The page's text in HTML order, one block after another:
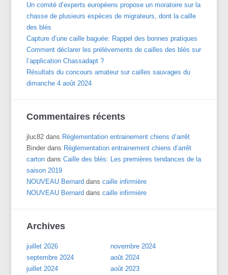
Un comité d’experts européens propose un moratoire sur la
chasse de plusieurs espèces de migrateurs, dont la caille
des blés
Capture d’une caille baguée: Rappel des bonnes pratiques
Comment déclarer les prélèvements de cailles des blés sur
l’application Chassadapt ?
Résultats du concours amateur sur cailles sauvages du
dimanche 4 août 2024
Commentaires récents
jluc82 dans Réglementation entrainement chiens d’arrêt
Binder dans Réglementation entrainement chiens d’arrêt
carton dansCaille des blés: Les premières tendances de la
saison 2019
NOUVEAU Bernard danscaille infirmière
NOUVEAU Bernard danscaille infirmière
Archives
juillet 2026
novembre 2024
septembre 2024
août 2024
juillet 2024
août 2023